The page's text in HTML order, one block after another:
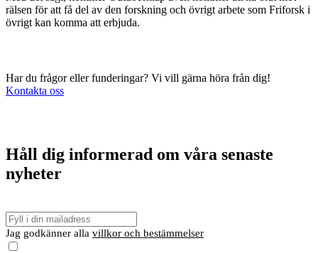
rälsen för att få del av den forskning och övrigt arbete som Friforsk i
övrigt kan komma att erbjuda.
Har du frågor eller funderingar? Vi vill gärna höra från dig!
Kontakta oss
Håll dig informerad om våra senaste
nyheter
E-
post
Jag godkänner alla villkor och bestämmelser